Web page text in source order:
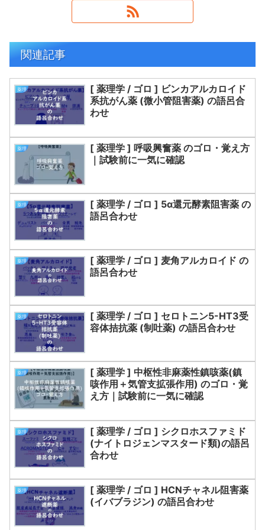
関連記事
薬理
[ 薬理学 / ゴロ ] ビンカアルカロイド
系抗がん薬 (微小管阻害薬) の語呂合
わせ
薬理
[ 薬理学 ] 呼吸興奮薬 のゴロ・覚え方
｜試験前に一気に確認
薬理
[ 薬理学 / ゴロ ] 5α還元酵素阻害薬 の
語呂合わせ
薬理
[ 薬理学 / ゴロ ] 麦角アルカロイド の
語呂合わせ
薬理
[ 薬理学 / ゴロ ] セロトニン5-HT3受
容体拮抗薬 (制吐薬) の語呂合わせ
薬理
[ 薬理学 ] 中枢性非麻薬性鎮咳薬(鎮
咳作用＋気管支拡張作用) のゴロ・覚
え方｜試験前に一気に確認
薬理
[ 薬理学 / ゴロ ] シクロホスファミド
(ナイトロジェンマスタード類)の語呂
合わせ
薬理
[ 薬理学 / ゴロ ] HCNチャネル阻害薬
(イバブラジン) の語呂合わせ